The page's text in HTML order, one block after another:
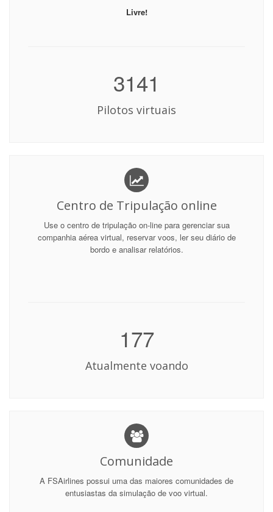
Livre!
3141
Pilotos virtuais
Centro de Tripulação online
Use o centro de tripulação on-line para gerenciar sua
companhia aérea virtual, reservar voos, ler seu diário de
bordo e analisar relatórios.
177
Atualmente voando
Comunidade
A FSAirlines possui uma das maiores comunidades de
entusiastas da simulação de voo virtual.